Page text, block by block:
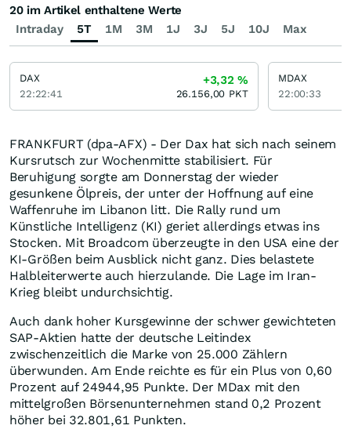
FRANKFURT (dpa-AFX) - Der Dax hat sich nach seinem
Kursrutsch zur Wochenmitte stabilisiert. Für
Beruhigung sorgte am Donnerstag der wieder
gesunkene Ölpreis, der unter der Hoffnung auf eine
Waffenruhe im Libanon litt. Die Rally rund um
Künstliche Intelligenz (KI) geriet allerdings etwas ins
Stocken. Mit Broadcom überzeugte in den USA eine der
KI-Größen beim Ausblick nicht ganz. Dies belastete
Halbleiterwerte auch hierzulande. Die Lage im Iran-
Krieg bleibt undurchsichtig.
Auch dank hoher Kursgewinne der schwer gewichteten
SAP-Aktien hatte der deutsche Leitindex
zwischenzeitlich die Marke von 25.000 Zählern
überwunden. Am Ende reichte es für ein Plus von 0,60
Prozent auf 24944,95 Punkte. Der MDax mit den
mittelgroßen Börsenunternehmen stand 0,2 Prozent
höher bei 32.801,61 Punkten.
Intraday 5T 1M 3M 1J 3J 5J 10J Max
20 im Artikel enthaltene Werte
DAX
22:22:41
+3,32%
26.156,00 PKT
MDAX
22:00:33